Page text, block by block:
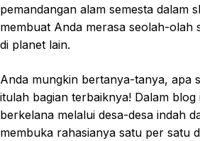
pemandangan alam semesta dalam
membuat Anda merasa seolah-olah
di planet lain.
Anda mungkin bertanya-tanya, apa
itulah bagian terbaiknya! Dalam blog
berkelana melalui desa-desa indah
membuka rahasianya satu per satu